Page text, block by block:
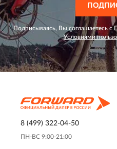
Подписываясь, Вы соглашаетесь с
Условиями
8 (499) 322-04-50
ПН-ВС 9:00-21:00